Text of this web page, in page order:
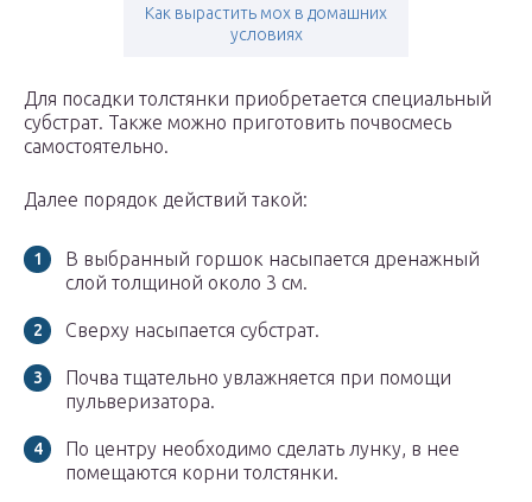
Как вырастить мох в домашних
условиях
Для посадки толстянки приобретается специальный
субстрат. Также можно приготовить почвосмесь
самостоятельно.
Далее порядок действий такой:
В выбранный горшок насыпается дренажный
слой толщиной около 3 см.
Сверху насыпается субстрат.
Почва тщательно увлажняется при помощи
пульверизатора.
По центру необходимо сделать лунку, в нее
помещаются корни толстянки.